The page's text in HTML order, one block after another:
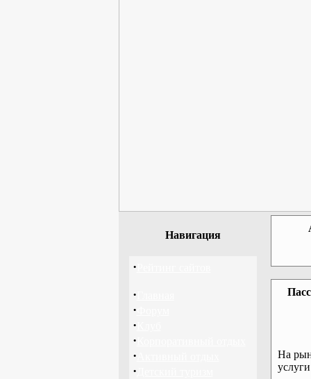
Навигация
·
·
·
·
·
·
·
На